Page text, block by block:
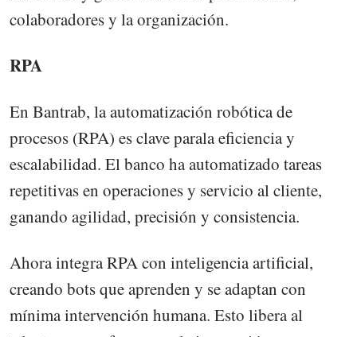
colaboradores y la organización.
RPA
En Bantrab, la automatización robótica de
procesos (RPA) es clave parala eficiencia y
escalabilidad. El banco ha automatizado tareas
repetitivas en operaciones y servicio al cliente,
ganando agilidad, precisión y consistencia.
Ahora integra RPA con inteligencia artificial,
creando bots que aprenden y se adaptan con
mínima intervención humana. Esto libera al